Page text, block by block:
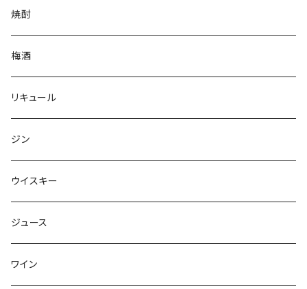
焼酎
梅酒
リキュール
ジン
ウイスキー
ジュース
ワイン